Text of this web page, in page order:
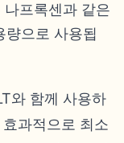
프록센과 같은
량으로 사용됩
와 함께 사용하
과적으로 최소